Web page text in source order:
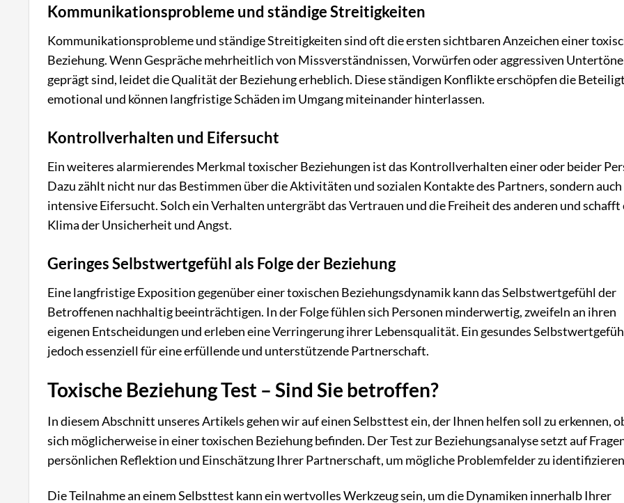
Kommunikationsprobleme und ständige Streitigkeiten
Kommunikationsprobleme und ständige Streitigkeiten sind oft die ersten sichtbaren Anzeichen einer
Beziehung. Wenn Gespräche mehrheitlich von Missverständnissen, Vorwürfen oder aggressiven
geprägt sind, leidet die Qualität der Beziehung erheblich. Diese ständigen Konflikte erschöpfen die
emotional und können langfristige Schäden im Umgang miteinander hinterlassen.
Kontrollverhalten und Eifersucht
Ein weiteres alarmierendes Merkmal toxischer Beziehungen ist das Kontrollverhalten einer oder beider
Dazu zählt nicht nur das Bestimmen über die Aktivitäten und sozialen Kontakte des Partners, sondern auch
intensive Eifersucht. Solch ein Verhalten untergräbt das Vertrauen und die Freiheit des anderen und schafft
Klima der Unsicherheit und Angst.
Geringes Selbstwertgefühl als Folge der Beziehung
Eine langfristige Exposition gegenüber einer toxischen Beziehungsdynamik kann das Selbstwertgefühl der
Betroffenen nachhaltig beeinträchtigen. In der Folge fühlen sich Personen minderwertig, zweifeln an ihren
eigenen Entscheidungen und erleben eine Verringerung ihrer Lebensqualität. Ein gesundes
jedoch essenziell für eine erfüllende und unterstützende Partnerschaft.
Toxische Beziehung Test – Sind Sie betroffen?
In diesem Abschnitt unseres Artikels gehen wir auf einen Selbsttest ein, der Ihnen helfen soll zu erkennen,
sich möglicherweise in einer toxischen Beziehung befinden. Der Test zur Beziehungsanalyse setzt auf
persönlichen Reflektion und Einschätzung Ihrer Partnerschaft, um mögliche Problemfelder zu
Die Teilnahme an einem Selbsttest kann ein wertvolles Werkzeug sein, um die Dynamiken innerhalb Ihrer